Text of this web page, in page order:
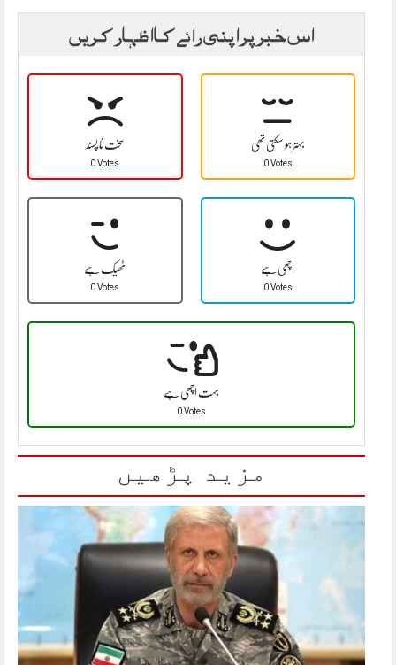
اس خبر پر اپنی رائے کا اظہار کریں
سخت نا پسند
0 Votes
بہتر ہو سکتی تھی
0 Votes
ٹھیک ہے
0 Votes
اچھی ہے
0 Votes
بہت اچھی ہے
0 Votes
مزید پڑھیں